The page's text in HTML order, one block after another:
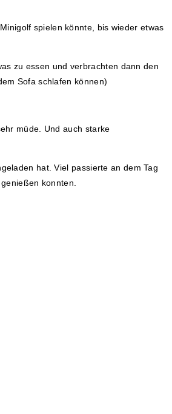
spielen könnte, bis wieder etwas
zu essen und verbrachten dann den
Sofa schlafen können)
müde. Und auch starke
hat. Viel passierte an dem Tag
konnten.